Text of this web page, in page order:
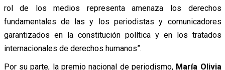
rol de los medios representa amenaza los derechos
fundamentales de las y los periodistas y comunicadores
garantizados en la constitución política y en los tratados
internacionales de derechos humanos”.
Por su parte, la premio nacional de periodismo, María Olivia